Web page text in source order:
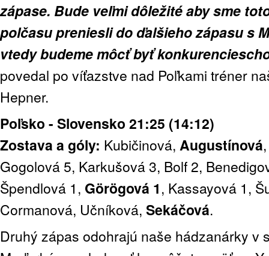
zápase. Bude veľmi dôležité aby sme
polčasu preniesli do ďalšieho zápasu s
vtedy budeme môcť byť
povedal po víťazstve nad Poľkami tréner
Hepner.
Poľsko - Slovensko 21:25 (14:12)
Zostava a góly: Kubičinová, Augustínová
Gogolová 5, Karkušová 3, Bolf 2,
Špendlová 1, Görögová 1, Kassayová 1,
Cormanová, Učníková, Sekáčová.
Druhý zápas odohrajú naše hádzanárky v